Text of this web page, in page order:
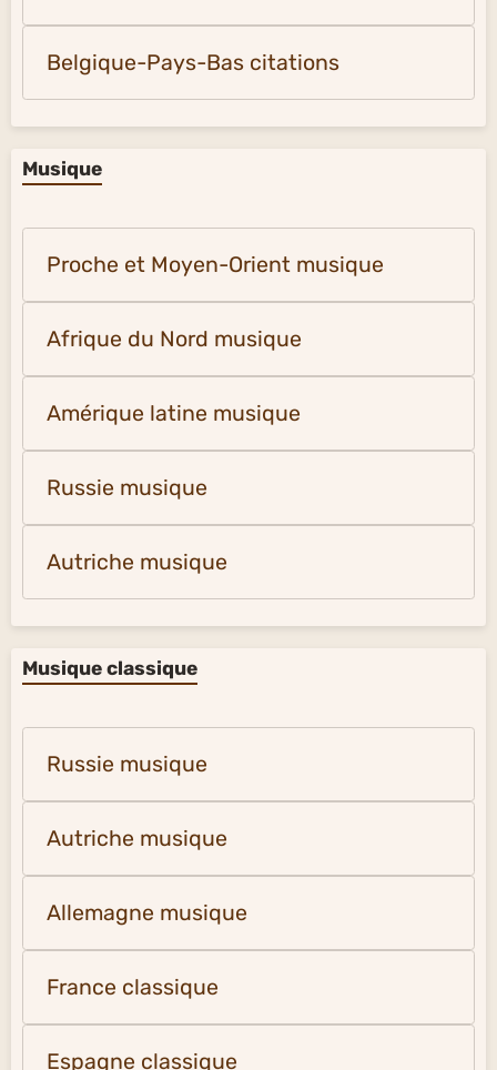
Belgique-Pays-Bas citations
Musique
Proche et Moyen-Orient musique
Afrique du Nord musique
Amérique latine musique
Russie musique
Autriche musique
Musique classique
Russie musique
Autriche musique
Allemagne musique
France classique
Espagne classique